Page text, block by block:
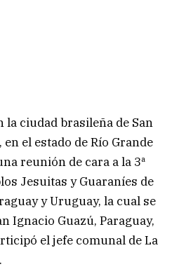
la ciudad brasileña de San
el estado de Río Grande
reunión de cara a la 3ª
Jesuitas y Guaraníes de
y Uruguay, la cual se
Ignacio Guazú, Paraguay,
el jefe comunal de La